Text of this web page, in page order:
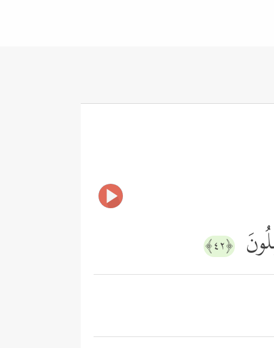
﴿٤٢﴾